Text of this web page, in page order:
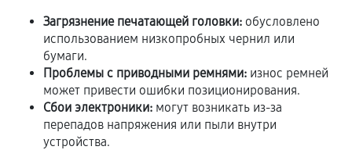
Расширенная гарантия
В некоторых случаях возможно оформление
расширенной гарантии. Стоимость, сроки и
условия продления согласовываются отдельно и
фиксируются в документах.
Загрязнение печатающей головки: обусловлено
использованием низкопробных чернил или
бумаги.
Проблемы с приводными ремнями: износ ремней
может привести ошибки позиционирования.
Сбои электроники: могут возникать из-за
перепадов напряжения или пыли внутри
устройства.